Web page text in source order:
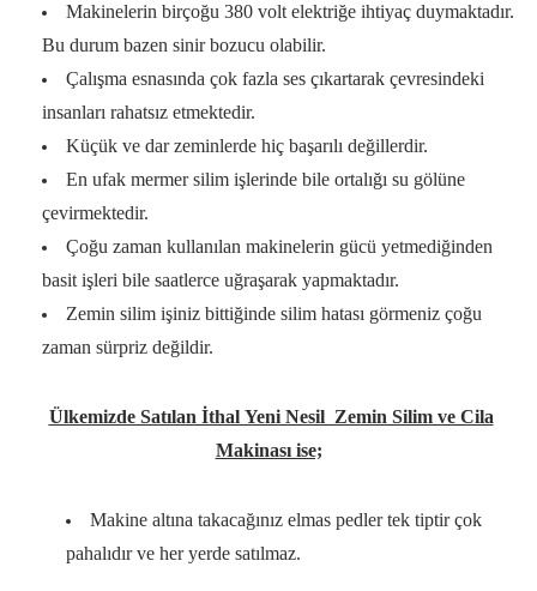
Makinelerin birçoğu 380 volt elektriğe ihtiyaç duymaktadır.
Bu durum bazen sinir bozucu olabilir.
Çalışma esnasında çok fazla ses çıkartarak çevresindeki
insanları rahatsız etmektedir.
Küçük ve dar zeminlerde hiç başarılı değillerdir.
En ufak mermer silim işlerinde bile ortalığı su gölüne
çevirmektedir.
Çoğu zaman kullanılan makinelerin gücü yetmediğinden
basit işleri bile saatlerce uğraşarak yapmaktadır.
Zemin silim işiniz bittiğinde silim hatası görmeniz çoğu
zaman sürpriz değildir.
Ülkemizde Satılan İthal Yeni Nesil Zemin Silim ve Cila
Makinası ise;
Makine altına takacağınız elmas pedler tek tiptir çok
pahalıdır ve her yerde satılmaz.